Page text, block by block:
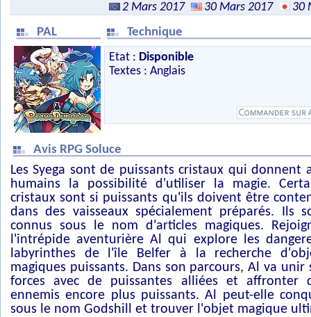
2 Mars 2017 30 Mars 2017
30
PAL
Technique
Etat : Disponible
Textes : Anglais
Avis RPG Soluce
Les Syega sont de puissants cristaux qui donnent
humains la possibilité d'utiliser la magie.
cristaux sont si puissants qu'ils doivent être
dans des vaisseaux spécialement préparés. Ils
connus sous le nom d'articles magiques.
l'intrépide aventurière Al qui explore les
labyrinthes de l'île Belfer à la recherche
magiques puissants. Dans son parcours, Al va unir
forces avec de puissantes alliées et affronter
ennemis encore plus puissants. Al peut-elle
sous le nom Godshill et trouver l'objet magique